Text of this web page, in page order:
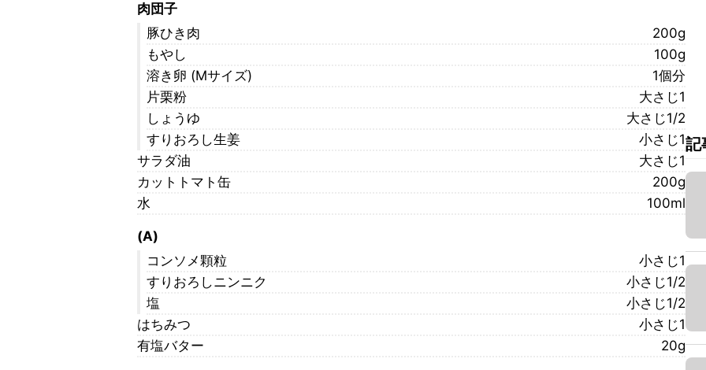
肉団子
豚ひき肉
200g
もやし
100g
溶き卵 (Mサイズ)
1個分
片栗粉
大さじ1
しょうゆ
大さじ1/2
すりおろし生姜
小さじ1
サラダ油
大さじ1
カットトマト缶
200g
水
100ml
(A)
コンソメ顆粒
小さじ1
すりおろしニンニク
小さじ1/2
塩
小さじ1/2
はちみつ
小さじ1
有塩バター
20g
記